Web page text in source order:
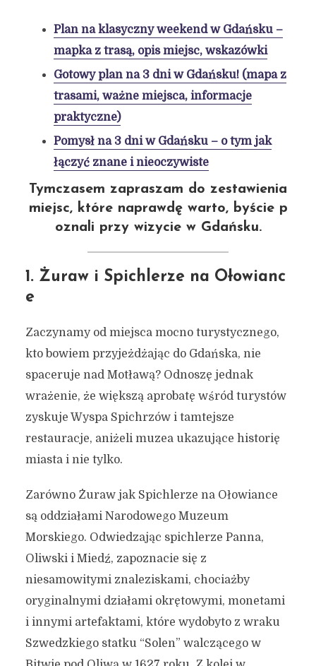
Plan na klasyczny weekend w Gdańsku –
mapka z trasą, opis miejsc, wskazówki
Gotowy plan na 3 dni w Gdańsku! (mapa z
trasami, ważne miejsca, informacje
praktyczne)
Pomysł na 3 dni w Gdańsku – o tym jak
łączyć znane i nieoczywiste
Tymczasem zapraszam do zestawienia
miejsc, które naprawdę warto, byście p
oznali przy wizycie w Gdańsku.
1. Żuraw i Spichlerze na Ołowianc
e
Zaczynamy od miejsca mocno turystycznego,
kto bowiem przyjeżdżając do Gdańska, nie
spaceruje nad Motławą? Odnoszę jednak
wrażenie, że większą aprobatę wśród turystów
zyskuje Wyspa Spichrzów i tamtejsze
restauracje, aniżeli muzea ukazujące historię
miasta i nie tylko.
Zarówno Żuraw jak Spichlerze na Ołowiance
są oddziałami Narodowego Muzeum
Morskiego. Odwiedzając spichlerze Panna,
Oliwski i Miedź, zapoznacie się z
niesamowitymi znaleziskami, chociażby
oryginalnymi działami okrętowymi, monetami
i innymi artefaktami, które wydobyto z wraku
Szwedzkiego statku “Solen” walczącego w